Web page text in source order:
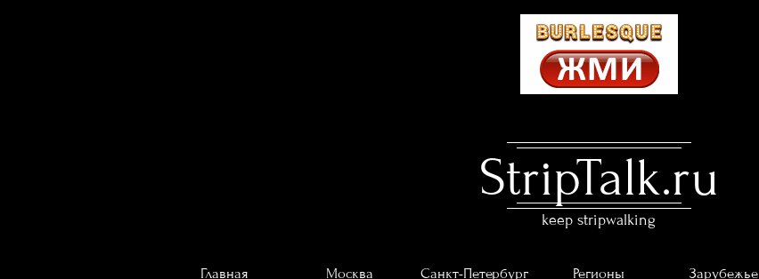
StripTalk.ru
keep stripwalking
Главная Москва Санкт-Петербург Регионы Зарубежье